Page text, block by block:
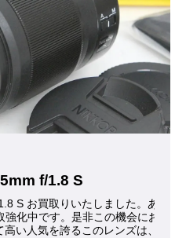
f/1.8 S
S お買取りいたしました。ありが
化中です。是非この機会にお問合
い人気を誇るこのレンズは、数